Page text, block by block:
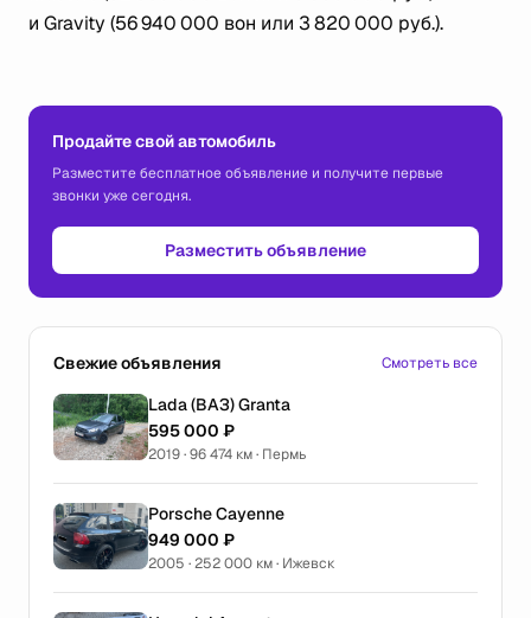
и Gravity (56 940 000 вон или 3 820 000 руб.).
Продайте свой автомобиль
Разместите бесплатное объявление и получите первые
звонки уже сегодня.
Разместить объявление
Свежие объявления Смотреть все
Lada (ВАЗ) Granta
595 000 ₽
2019 · 96 474 км · Пермь
Porsche Cayenne
949 000 ₽
2005 · 252 000 км · Ижевск